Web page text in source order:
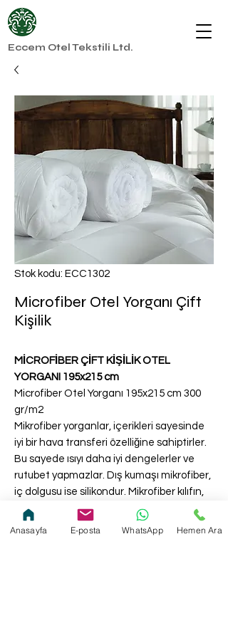
Eccem Otel Tekstili Ltd.
Stok kodu: ECC1302
Microfiber Otel Yorganı Çift
Kişilik
MİCROFİBER ÇİFT KİŞİLİK OTEL
YORGANI 195x215 cm
Microfiber Otel Yorganı 195x215 cm 300
gr/m2
Mikrofiber yorganlar, içerikleri sayesinde
iyi bir hava transferi özelliğine sahiptirler.
Bu sayede ısıyı daha iyi dengelerler ve
rutubet yapmazlar. Dış kumaşı mikrofiber,
iç dolgusu ise silikondur. Mikrofiber kılıfın,
mikro-havalandırma özelliği sayesinde
terletme yapmaz. Hafif ve yumuşaktır.
Anasayfa E-posta WhatsApp Hemen Ara